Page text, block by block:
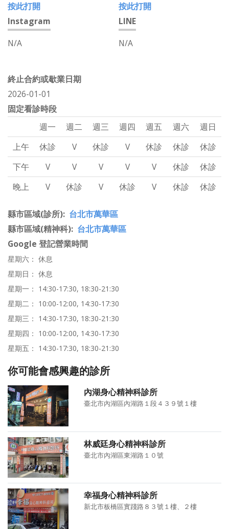
按此打開
按此打開
Instagram
N/A
LINE
N/A
終止合約或歇業日期
2026-01-01
固定看診時段
週一
週二 週三 週四 週五 週六
週日
上午
休診 V 休診 V 休診 休診
休診
下午
V V V V V 休診
休診
晚上
V 休診 V 休診 V 休診 休診
縣市區域(診所) 台北市萬華區
縣市區域(精神科) 台北市萬華區
Google 登記營業時間
星期六： 休息
星期日： 休息
星期一： 14:30-17:30, 18:30-21:30
星期二： 10:00-12:00, 14:30-17:30
星期三： 14:30-17:30, 18:30-21:30
星期四： 10:00-12:00, 14:30-17:30
星期五： 14:30-17:30, 18:30-21:30
你可能會感興趣的診所
內湖身心精神科診所
臺北市內湖區內湖路１段４３９號１樓
林威廷身心精神科診所
臺北市內湖區東湖路１０號
幸福身心精神科診所
新北市板橋區實踐路８３號１樓、２樓